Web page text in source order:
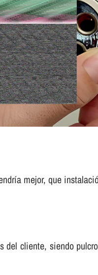
mejor, que
cliente, siendo